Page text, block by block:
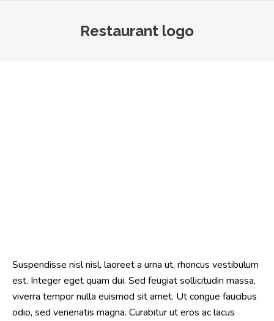
Restaurant logo
Suspendisse nisl nisl, laoreet a urna ut, rhoncus vestibulum
est. Integer eget quam dui. Sed feugiat sollicitudin massa,
viverra tempor nulla euismod sit amet. Ut congue faucibus
odio, sed venenatis magna. Curabitur ut eros ac lacus